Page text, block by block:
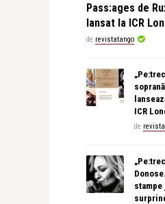
Pass:ages de
lansat la ICR
de revistatango
ICR
de